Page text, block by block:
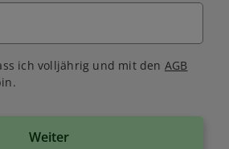
ich volljährig und mit den AGB
Weiter